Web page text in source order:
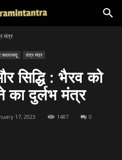
मंत्र
तंत्र मंत्र
सिद्धि : भैरव को
का दुर्लभ मंत्र
17, 2023 1487 0